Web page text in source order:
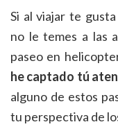
Si al viajar te
no le temes a las
paseo en
he captado tú
alguno de estos
tu perspectiva de